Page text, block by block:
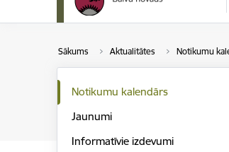
Sākums Aktualitātes Notikumu
Notikumu kalendārs
Jaunumi
Informatīvie izdevumi